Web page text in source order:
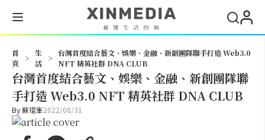
首
頁
>
生
活
>
台灣首度結合藝文、娛樂、金融、新創團隊聯手打造 Web3.0
NFT 精英社群 DNA CLUB
台灣首度結合藝文、娛樂、金融、新創團隊聯
手打造 Web3.0 NFT 精英社群 DNA CLUB
By蘇琨峯2022/08/31